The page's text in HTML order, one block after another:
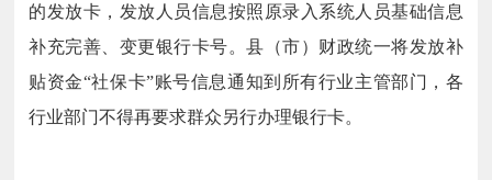
的发放卡，发放人员信息按照原录入系统人员基础信息
补充完善、变更银行卡号。县（市）财政统一将发放补
贴资金“社保卡”账号信息通知到所有行业主管部门，各
行业部门不得再要求群众另行办理银行卡。